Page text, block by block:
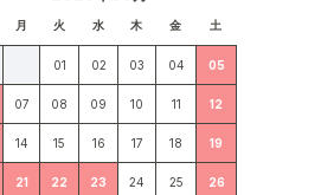
月 火 水 木 金 土
01 02 03 04 05
07 08 09 10 11 12
14 15 16 17 18 19
21 22 23 24 25 26